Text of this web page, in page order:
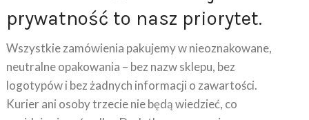
prywatność to nasz priorytet.
Wszystkie zamówienia pakujemy w nieoznakowane,
neutralne opakowania – bez nazw sklepu, bez
logotypów i bez żadnych informacji o zawartości.
Kurier ani osoby trzecie nie będą wiedzieć, co